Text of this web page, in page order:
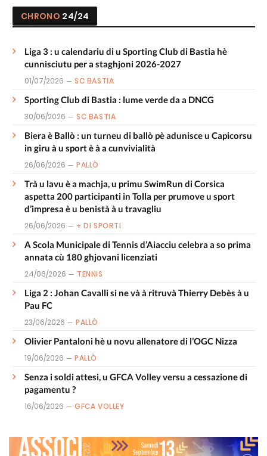
CHRONO 24/24
Liga 3 : u calendariu di u Sporting Club di Bastia hè
cunnisciutu per a staghjoni 2026-2027
01/07/2026 SC BASTIA
Sporting Club di Bastia : lume verde da a DNCG
30/06/2026 SC BASTIA
Biera è Ballò : un turneu di ballò pè adunisce u Capicorsu
in giru à u sport è à a cunvivialità
26/06/2026 PALLÒ
Trà u lavu è a machja, u primu SwimRun di Corsica
aspetta 200 participanti in Tolla per prumove u sport
d’impresa è u benistà à u travagliu
26/06/2026 + DI SPORTI
A Scola Municipale di Tennis d’Aiacciu celebra a so prima
annata cù 180 ghjovani licenziati
24/06/2026 TENNIS
Liga 2 : Johan Cavalli si ne và à ritruvà Thierry Debès à u
Pau FC
23/06/2026 PALLÒ
Olivier Pantaloni hè u novu allenatore di l’OGC Nizza
19/06/2026 PALLÒ
Senza i soldi attesi, u GFCA Volley versu a cessazione di
pagamentu ?
16/06/2026 GFCA VOLLEY